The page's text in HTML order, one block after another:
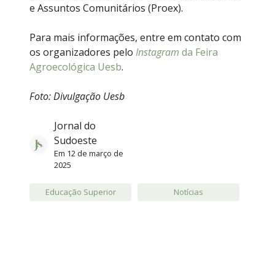
e Assuntos Comunitários (Proex).
Para mais informações, entre em contato com
os organizadores pelo Instagram da Feira
Agroecológica Uesb.
Foto: Divulgação Uesb
Jornal do
Sudoeste
Em 12 de março de
2025
Educação Superior Notícias